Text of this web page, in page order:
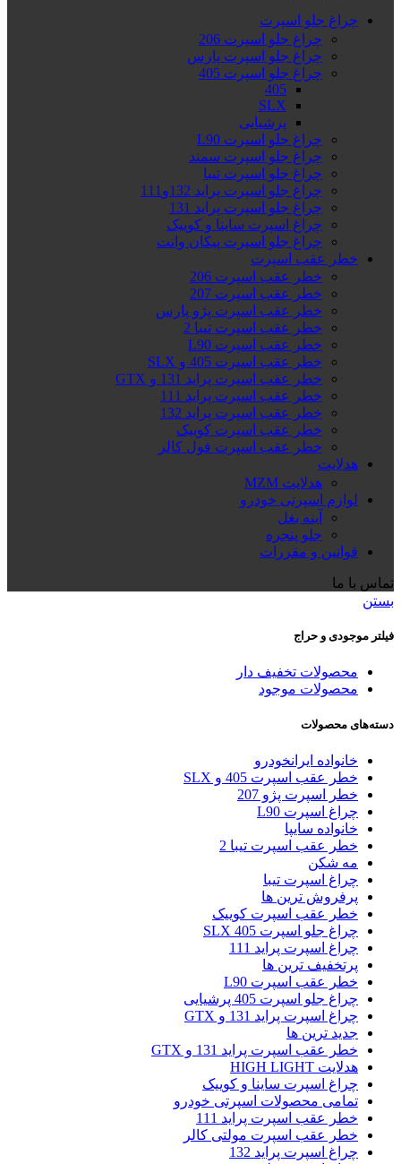
چراغ جلو اسپرت
چراغ جلو اسپرت 206
چراغ جلو اسپرت پارس
چراغ جلو اسپرت 405
405
SLX
پرشیایی
چراغ جلو اسپرت L90
چراغ جلو اسپرت سمند
چراغ جلو اسپرت تیبا
چراغ جلو اسپرت پراید 132و111
چراغ جلو اسپرت پراید 131
چراغ اسپرت ساینا و کوییک
چراغ جلو اسپرت پیکان وانت
خطر عقب اسپرت
خطر عقب اسپرت 206
خطر عقب اسپرت 207
خطر عقب اسپرت پژو پارس
خطر عقب اسپرت تیبا 2
خطر عقب اسپرت L90
خطر عقب اسپرت 405 و SLX
خطر عقب اسپرت پراید 131 و GTX
خطر عقب اسپرت پراید 111
خطر عقب اسپرت پراید 132
خطر عقب اسپرت کوییک
خطر عقب اسپرت فول کالر
هدلایت
هدلایت MZM
لوازم اسپرتی خودرو
آینه بغل
جلو پنجره
قوانین و مقررات
تماس با ما
بستن
فیلتر موجودی و حراج
محصولات تخفیف دار
محصولات موجود
دسته‌های محصولات
خانواده ایرانخودرو
خطر عقب اسپرت 405 و SLX
خطر اسپرت پژو 207
چراغ اسپرت L90
خانواده سایپا
خطر عقب اسپرت تیبا 2
مه شکن
چراغ اسپرت تیبا
پرفروش ترین ها
خطر عقب اسپرت کوییک
چراغ جلو اسپرت 405 SLX
چراغ اسپرت پراید 111
پرتخفیف ترین ها
خطر عقب اسپرت L90
چراغ جلو اسپرت 405 پرشیایی
چراغ اسپرت پراید 131 و GTX
جدید ترین ها
خطر عقب اسپرت پراید 131 و GTX
هدلایت HIGH LIGHT
چراغ اسپرت ساینا و کوییک
تمامی محصولات اسپرتی خودرو
خطر عقب اسپرت پراید 111
خطر عقب اسپرت مولتی کالر
چراغ اسپرت پراید 132